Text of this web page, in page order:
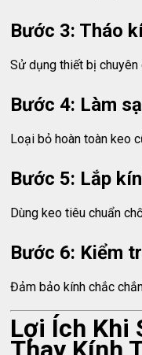
Bước 3: Tháo
Sử dụng thiết bị
Bước 4: Làm
Loại bỏ hoàn toàn keo
Bước 5: Lắp
Dùng keo tiêu chuẩn
Bước 6: Kiểm
Đảm bảo kính chắc
Lợi Ích Khi